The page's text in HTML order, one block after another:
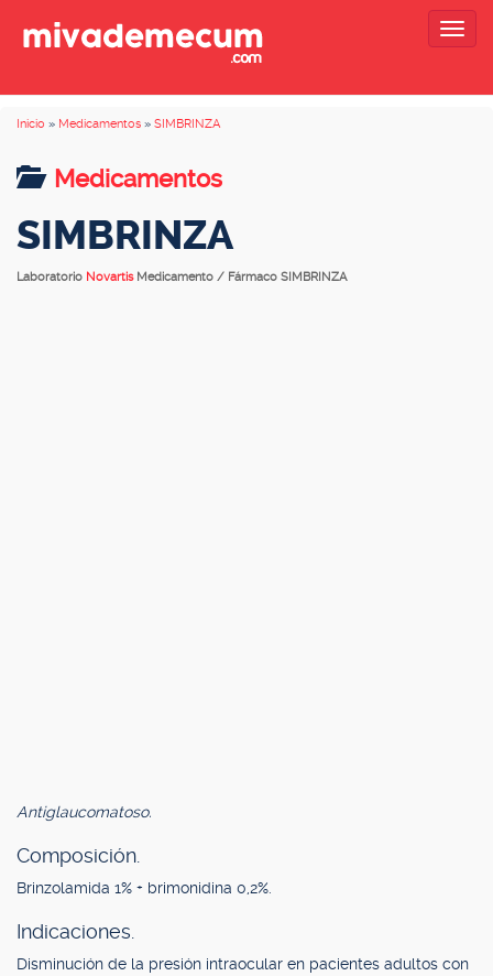
Inicio » Medicamentos » SIMBRINZA
Medicamentos
SIMBRINZA
Laboratorio Novartis Medicamento / Fármaco SIMBRINZA
Antiglaucomatoso.
Composición.
Brinzolamida 1% + brimonidina 0,2%.
Indicaciones.
Disminución de la presión intraocular en pacientes adultos con